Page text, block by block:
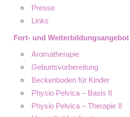
Presse
Links
Fort- und Weiterbildungsangebot
Aromatherapie
Geburtsvorbereitung
Beckenboden für Kinder
Physio Pelvica – Basis II
Physio Pelvica – Therapie II